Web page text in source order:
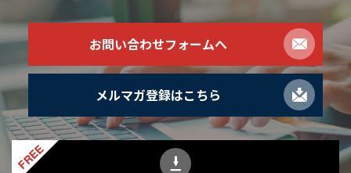
お問い合わせフォームへ
メルマガ登録はこちら
FREE